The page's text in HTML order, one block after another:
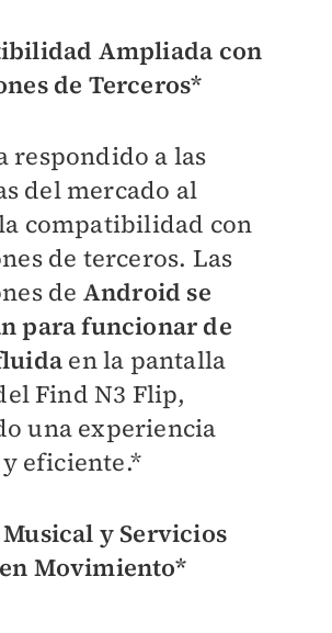
Ampliada con
de Terceros*
respondido a las
del mercado al
compatibilidad con
de terceros. Las
de Android se
para funcionar de
en la pantalla
Find N3 Flip,
una experiencia
eficiente.*
y Servicios
Movimiento*